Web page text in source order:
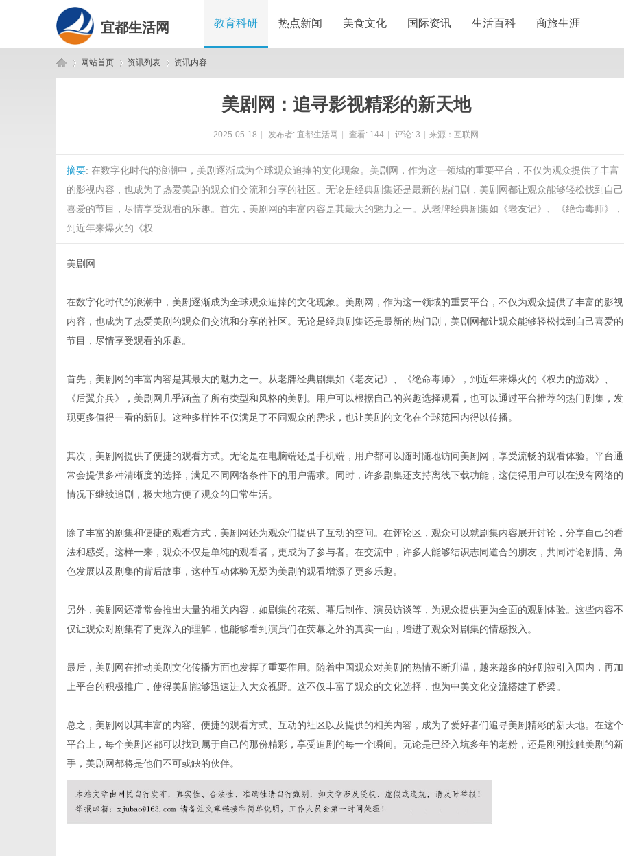
宜都生活网 教育科研 热点新闻 美食文化 国际资讯 生活百科 商旅生涯
网站首页 资讯列表 资讯内容
美剧网：追寻影视精彩的新天地
2025-05-18 发布者: 宜都生活网 查看: 144 评论: 3 来源：互联网
摘要: 在数字化时代的浪潮中，美剧逐渐成为全球观众追捧的文化现象。美剧网，作为这一领域的重要平台，不仅为观众提供了丰富
的影视内容，也成为了热爱美剧的观众们交流和分享的社区。无论是经典剧集还是最新的热门剧，美剧网都让观众能够轻松找到自己
喜爱的节目，尽情享受观看的乐趣。首先，美剧网的丰富内容是其最大的魅力之一。从老牌经典剧集如《老友记》、《绝命毒师》，
到近年来爆火的《权......
美剧网
在数字化时代的浪潮中，美剧逐渐成为全球观众追捧的文化现象。美剧网，作为这一领域的重要平台，不仅为观众提供了丰富的影视
内容，也成为了热爱美剧的观众们交流和分享的社区。无论是经典剧集还是最新的热门剧，美剧网都让观众能够轻松找到自己喜爱的
节目，尽情享受观看的乐趣。
首先，美剧网的丰富内容是其最大的魅力之一。从老牌经典剧集如《老友记》、《绝命毒师》，到近年来爆火的《权力的游戏》、
《后翼弃兵》，美剧网几乎涵盖了所有类型和风格的美剧。用户可以根据自己的兴趣选择观看，也可以通过平台推荐的热门剧集，发
现更多值得一看的新剧。这种多样性不仅满足了不同观众的需求，也让美剧的文化在全球范围内得以传播。
其次，美剧网提供了便捷的观看方式。无论是在电脑端还是手机端，用户都可以随时随地访问美剧网，享受流畅的观看体验。平台通
常会提供多种清晰度的选择，满足不同网络条件下的用户需求。同时，许多剧集还支持离线下载功能，这使得用户可以在没有网络的
情况下继续追剧，极大地方便了观众的日常生活。
除了丰富的剧集和便捷的观看方式，美剧网还为观众们提供了互动的空间。在评论区，观众可以就剧集内容展开讨论，分享自己的看
法和感受。这样一来，观众不仅是单纯的观看者，更成为了参与者。在交流中，许多人能够结识志同道合的朋友，共同讨论剧情、角
色发展以及剧集的背后故事，这种互动体验无疑为美剧的观看增添了更多乐趣。
另外，美剧网还常常会推出大量的相关内容，如剧集的花絮、幕后制作、演员访谈等，为观众提供更为全面的观剧体验。这些内容不
仅让观众对剧集有了更深入的理解，也能够看到演员们在荧幕之外的真实一面，增进了观众对剧集的情感投入。
最后，美剧网在推动美剧文化传播方面也发挥了重要作用。随着中国观众对美剧的热情不断升温，越来越多的好剧被引入国内，再加
上平台的积极推广，使得美剧能够迅速进入大众视野。这不仅丰富了观众的文化选择，也为中美文化交流搭建了桥梁。
总之，美剧网以其丰富的内容、便捷的观看方式、互动的社区以及提供的相关内容，成为了爱好者们追寻美剧精彩的新天地。在这个
平台上，每个美剧迷都可以找到属于自己的那份精彩，享受追剧的每一个瞬间。无论是已经入坑多年的老粉，还是刚刚接触美剧的新
手，美剧网都将是他们不可或缺的伙伴。